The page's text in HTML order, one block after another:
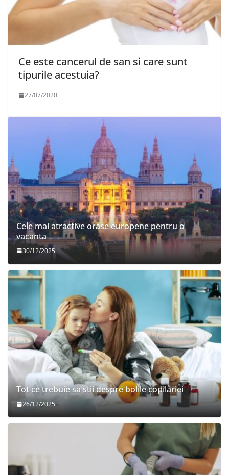
Ce este cancerul de san si care sunt
tipurile acestuia?
27/07/2020
Cele mai atractive orase europene pentru o
vacanta
30/12/2025
Tot ce trebuie sa stii despre bolile copilariei
26/12/2025